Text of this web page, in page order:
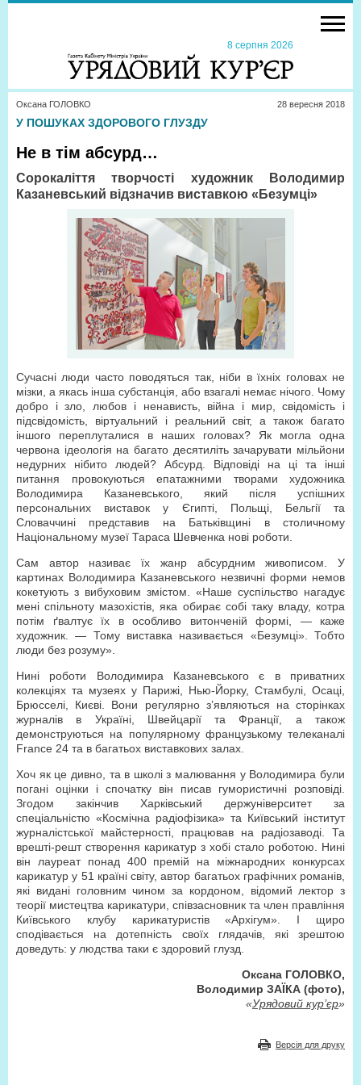
8 серпня 2026
Оксана ГОЛОВКО 28 вересня 2018
У ПОШУКАХ ЗДОРОВОГО ГЛУЗДУ
Не в тім абсурд…
Сорокаліття творчості художник Володимир
Казаневський відзначив виставкою «Безумці»
Сучасні люди часто поводяться так, ніби в їхніх головах не
мізки, а якась інша субстанція, або взагалі немає нічого. Чому
добро і зло, любов і ненависть, війна і мир, свідомість і
підсвідомість, віртуальний і реальний світ, а також багато
іншого переплуталися в наших головах? Як могла одна
червона ідеологія на багато десятиліть зачарувати мільйони
недурних нібито людей? Абсурд. Відповіді на ці та інші
питання провокуються епатажними творами художника
Володимира Казаневського, який після успішних
персональних виставок у Єгипті, Польщі, Бельгії та
Словаччині представив на Батьківщині в столичному
Національному музеї Тараса Шевченка нові роботи.
Сам автор називає їх жанр абсурдним живописом. У
картинах Володимира Казаневського незвичні форми немов
кокетують з вибуховим змістом. «Наше суспільство нагадує
мені спільноту мазохістів, яка обирає собі таку владу, котра
потім ґвалтує їх в особливо витонченій формі, — каже
художник. — Тому виставка називається «Безумці». Тобто
люди без розуму».
Нині роботи Володимира Казаневського є в приватних
колекціях та музеях у Парижі, Нью-Йорку, Стамбулі, Осаці,
Брюсселі, Києві. Вони регулярно з’являються на сторінках
журналів в Україні, Швейцарії та Франції, а також
демонструються на популярному французькому телеканалі
France 24 та в багатьох виставкових залах.
Хоч як це дивно, та в школі з малювання у Володимира були
погані оцінки і спочатку він писав гумористичні розповіді.
Згодом закінчив Харківський держуніверситет за
спеціальністю «Космічна радіофізика» та Київський інститут
журналістської майстерності, працював на радіозаводі. Та
врешті-решт створення карикатур з хобі стало роботою. Нині
він лауреат понад 400 премій на міжнародних конкурсах
карикатур у 51 країні світу, автор багатьох графічних романів,
які видані головним чином за кордоном, відомий лектор з
теорії мистецтва карикатури, співзасновник та член правління
Київського клубу карикатуристів «Архігум». І щиро
сподівається на дотепність своїх глядачів, які зрештою
доведуть: у людства таки є здоровий глузд.
Оксана ГОЛОВКО,
Володимир ЗАЇКА (фото),
«Урядовий кур’єр»
Версія для друку